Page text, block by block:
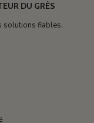
DU GRÈS
solutions fiables,